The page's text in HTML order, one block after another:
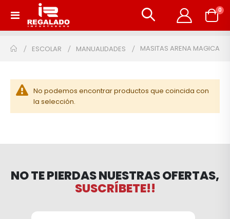
Toggle
Nav
Carrito
0
ESCOLAR MANUALIDADES MASITAS ARENA MAGICA
No podemos encontrar productos que coincida con
la selección.
NO TE PIERDAS NUESTRAS OFERTAS,
SUSCRÍBETE!!